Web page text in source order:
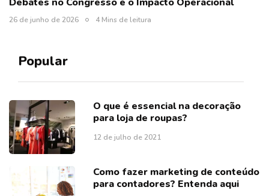
Debates no Congresso e o Impacto Operacional
26 de junho de 2026 4 Mins de leitura
Popular
O que é essencial na decoração
para loja de roupas?
12 de julho de 2021
Como fazer marketing de conteúdo
para contadores? Entenda aqui